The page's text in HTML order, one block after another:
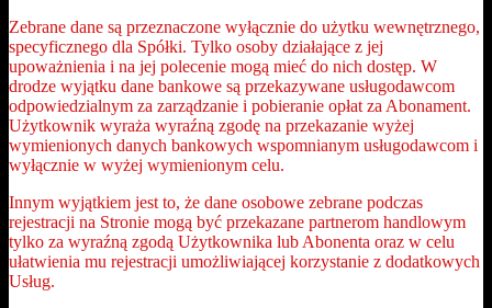
Zebrane dane są przeznaczone wyłącznie do użytku wewnętrznego,
specyficznego dla Spółki. Tylko osoby działające z jej
upoważnienia i na jej polecenie mogą mieć do nich dostęp. W
drodze wyjątku dane bankowe są przekazywane usługodawcom
odpowiedzialnym za zarządzanie i pobieranie opłat za Abonament.
Użytkownik wyraża wyraźną zgodę na przekazanie wyżej
wymienionych danych bankowych wspomnianym usługodawcom i
wyłącznie w wyżej wymienionym celu.
Innym wyjątkiem jest to, że dane osobowe zebrane podczas
rejestracji na Stronie mogą być przekazane partnerom handlowym
tylko za wyraźną zgodą Użytkownika lub Abonenta oraz w celu
ułatwienia mu rejestracji umożliwiającej korzystanie z dodatkowych
Usług.